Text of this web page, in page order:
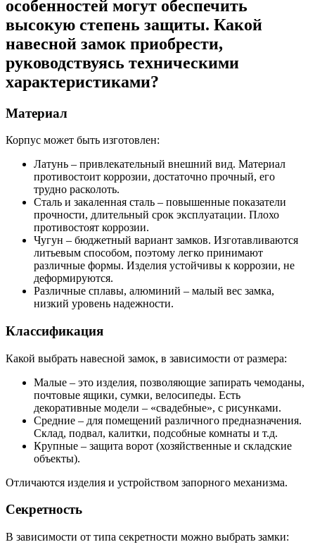
особенностей могут обеспечить
высокую степень защиты. Какой
навесной замок приобрести,
руководствуясь техническими
характеристиками?
Материал
Корпус может быть изготовлен:
Латунь – привлекательный внешний вид. Материал
противостоит коррозии, достаточно прочный, его
трудно расколоть.
Сталь и закаленная сталь – повышенные показатели
прочности, длительный срок эксплуатации. Плохо
противостоят коррозии.
Чугун – бюджетный вариант замков. Изготавливаются
литьевым способом, поэтому легко принимают
различные формы. Изделия устойчивы к коррозии, не
деформируются.
Различные сплавы, алюминий – малый вес замка,
низкий уровень надежности.
Классификация
Какой выбрать навесной замок, в зависимости от размера:
Малые – это изделия, позволяющие запирать чемоданы,
почтовые ящики, сумки, велосипеды. Есть
декоративные модели – «свадебные», с рисунками.
Средние – для помещений различного предназначения.
Склад, подвал, калитки, подсобные комнаты и т.д.
Крупные – защита ворот (хозяйственные и складские
объекты).
Отличаются изделия и устройством запорного механизма.
Секретность
В зависимости от типа секретности можно выбрать замки: